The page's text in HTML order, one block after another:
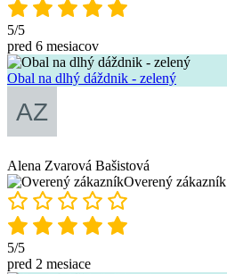
5/5
pred 6 mesiacov
Obal na dlhý dáždnik - zelený
Alena Zvarová Bašistová
Overený zákazník
5/5
pred 2 mesiace